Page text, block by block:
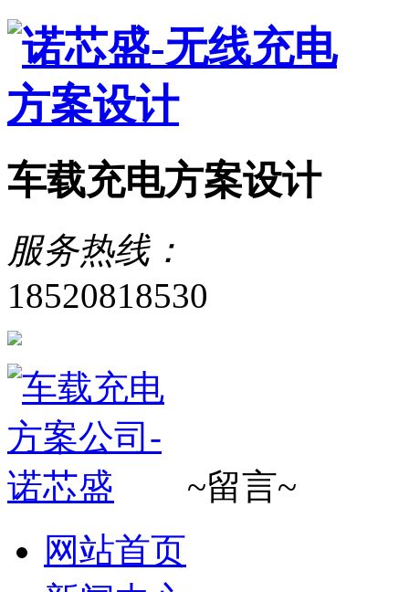
车载充电方案设计
服务热线：
18520818530
~留言~
网站首页